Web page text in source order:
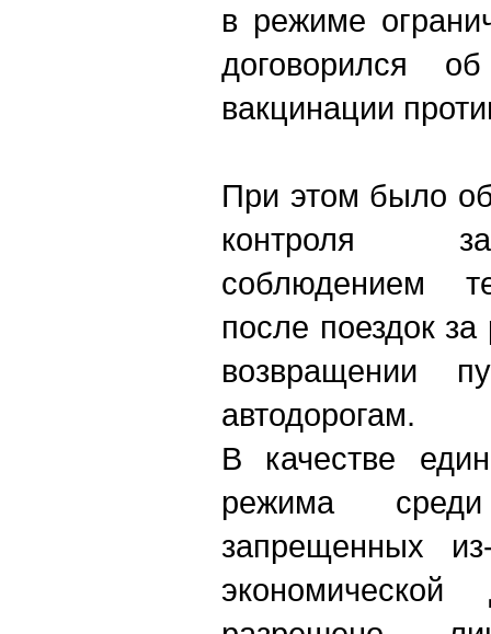
в режиме
договорился
вакцинации
При этом было
контроля
соблюдением
после поездок
возвращении
автодорогам.
В качестве
режима
запрещенных